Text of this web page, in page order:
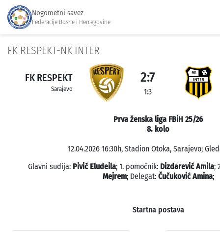
Nogometni savez
Federacije Bosne i Hercegovine
FK RESPEKT-NK INTER
FK RESPEKT
Sarajevo
2:7
1:3
Prva ženska liga FBiH 25/26
8. kolo
12.04.2026 16:30h, Stadion Otoka, Sarajevo;
Glavni sudija: Pivić Eludeila; 1. pomoćnik: Dizdarević Amila;
Mejrem; Delegat: Čučuković Amina;
Startna postava